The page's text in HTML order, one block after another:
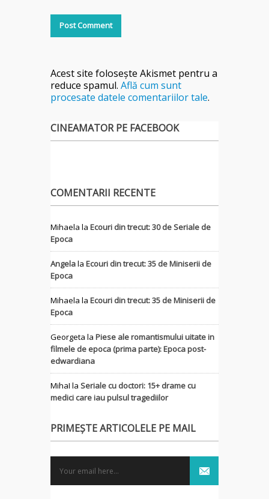
Acest site folosește Akismet pentru a
reduce spamul. Află cum sunt
procesate datele comentariilor tale.
CINEAMATOR PE FACEBOOK
COMENTARII RECENTE
Mihaela la Ecouri din trecut: 30 de Seriale de
Epoca
Angelala Ecouri din trecut: 35 de Miniserii de
Epoca
Mihaela la Ecouri din trecut: 35 de Miniserii de
Epoca
Georgeta la Piese ale romantismului uitate in
filmele de epoca (prima parte): Epoca post-
edwardiana
MihaI la Seriale cu doctori: 15+ drame cu
medici care iau pulsul tragediilor
PRIMEȘTE ARTICOLELE PE MAIL